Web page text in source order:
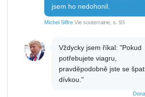
jsem ho nedohonil.
Michel Siffre Vie souterraine, s. 93
Vždycky jsem říkal: "Pokud
potřebujete viagru,
pravděpodobně jste se
dívkou."